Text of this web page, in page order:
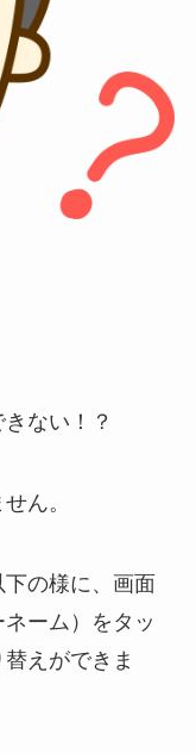
ない！？
ん。
の様に、画面
ーム）をタッ
えができま